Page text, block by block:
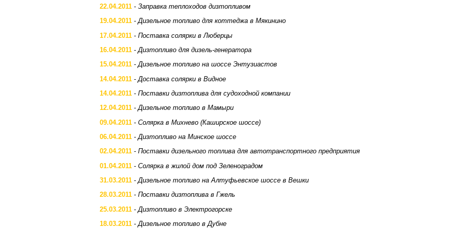
22.04.2011 - Заправка теплоходов дизтопливом
19.04.2011 -Дизельное топливо для коттеджа в Мякинино
17.04.2011 - Поставка солярки в Люберцы
16.04.2011 -Дизтопливо для дизель-генератора
15.04.2011 -Дизельное топливо на шоссе Энтузиастов
14.04.2011 - Доставка солярки в Видное
14.04.2011 - Поставки дизтоплива для судоходной компании
12.04.2011 -Дизельное топливо в Мамыри
09.04.2011 - Солярка в Михнево (Каширское шоссе)
06.04.2011 -Дизтопливо на Минское шоссе
02.04.2011 - Поставки дизельного топлива для автотранспортного предприятия
01.04.2011 - Солярка в жилой дом под Зеленоградом
31.03.2011 - Дизельное топливо на Алтуфьевское шоссе в Вешки
28.03.2011 - Поставки дизтоплива в Гжель
25.03.2011 - Дизтопливо в Электрогорске
18.03.2011 - Дизельное топливо в Дубне